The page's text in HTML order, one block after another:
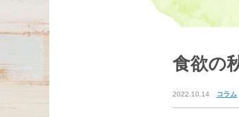
食欲の
2022.10.14 コラム